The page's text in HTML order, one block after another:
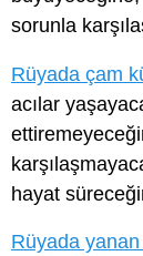
sorunla
Rüyada çam
acılar
hayat
Rüyada